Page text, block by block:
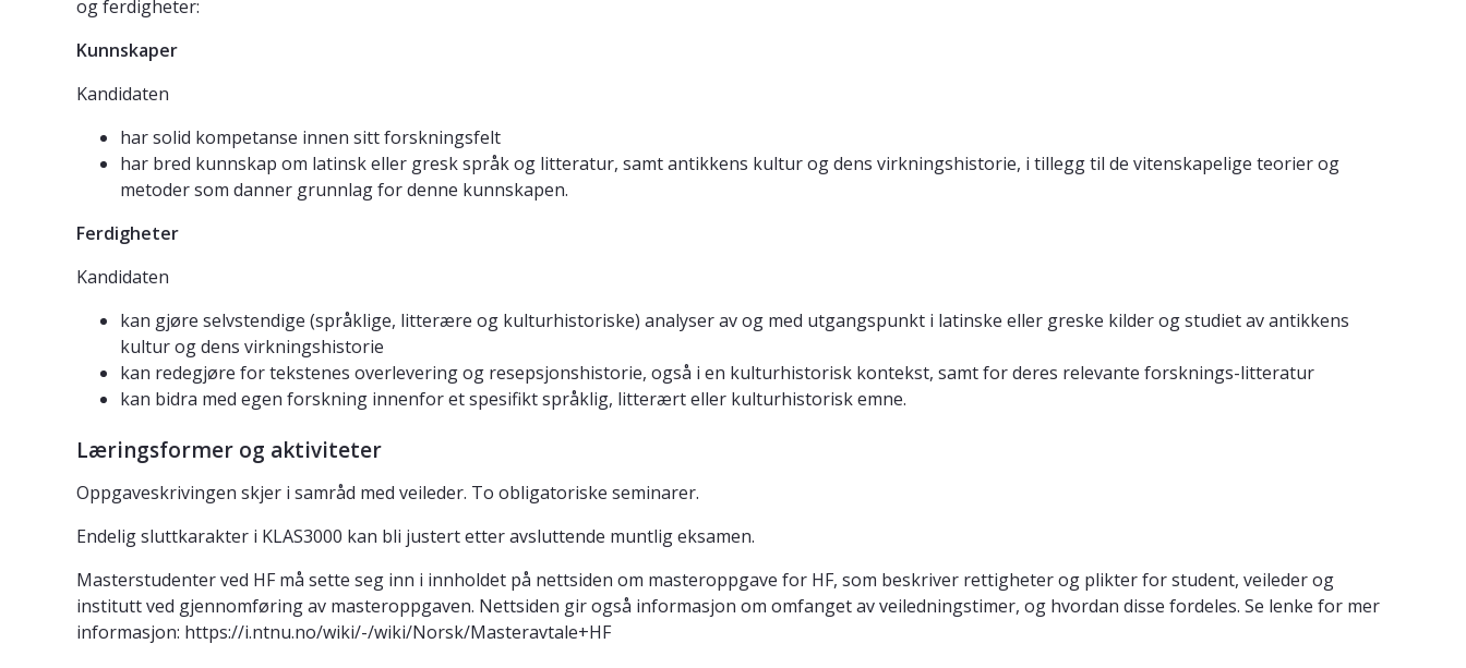
og ferdigheter:
Kunnskaper
Kandidaten
har solid kompetanse innen sitt forskningsfelt
har bred kunnskap om latinsk eller gresk språk og litteratur, samt antikkens kultur og dens virkningshistorie, i tillegg til de vitenskapelige teorier og
metoder som danner grunnlag for denne kunnskapen.
Ferdigheter
Kandidaten
kan gjøre selvstendige (språklige, litterære og kulturhistoriske) analyser av og med utgangspunkt i latinske eller greske kilder og studiet av antikkens
kultur og dens virkningshistorie
kan redegjøre for tekstenes overlevering og resepsjonshistorie, også i en kulturhistorisk kontekst, samt for deres relevante forsknings-litteratur
kan bidra med egen forskning innenfor et spesifikt språklig, litterært eller kulturhistorisk emne.
Læringsformer og aktiviteter
Oppgaveskrivingen skjer i samråd med veileder. To obligatoriske seminarer.
Endelig sluttkarakter i KLAS3000 kan bli justert etter avsluttende muntlig eksamen.
Masterstudenter ved HF må sette seg inn i innholdet på nettsiden om masteroppgave for HF, som beskriver rettigheter og plikter for student, veileder og
institutt ved gjennomføring av masteroppgaven. Nettsiden gir også informasjon om omfanget av veiledningstimer, og hvordan disse fordeles. Se lenke for mer
informasjon: https://i.ntnu.no/wiki/-/wiki/Norsk/Masteravtale+HF